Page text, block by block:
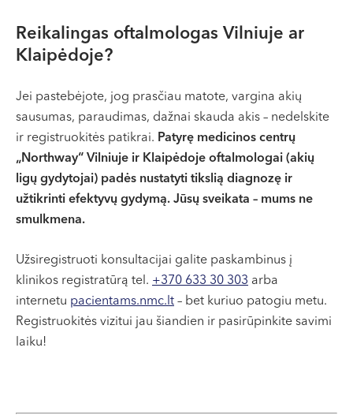
Reikalingas oftalmologas Vilniuje ar
Klaipėdoje?
Jei pastebėjote, jog prasčiau matote, vargina akių
sausumas, paraudimas, dažnai skauda akis – nedelskite
ir registruokitės patikrai. Patyrę medicinos centrų
„Northway“ Vilniuje ir Klaipėdoje oftalmologai (akių
ligų gydytojai) padės nustatyti tikslią diagnozę ir
užtikrinti efektyvų gydymą. Jūsų sveikata – mums ne
smulkmena.
Užsiregistruoti konsultacijai galite paskambinus į
klinikos registratūrą tel. +370 633 30 303 arba
internetu pacientams.nmc.lt – bet kuriuo patogiu metu.
Registruokitės vizitui jau šiandien ir pasirūpinkite savimi
laiku!